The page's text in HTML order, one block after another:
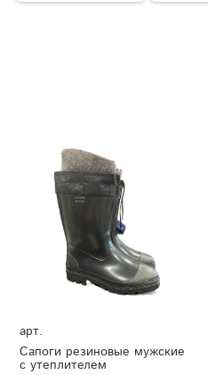
арт.
Сапоги резиновые мужские
с утеплителем